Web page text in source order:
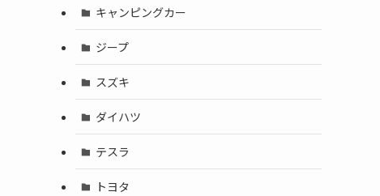
キャンピングカー
ジープ
スズキ
ダイハツ
テスラ
トヨタ